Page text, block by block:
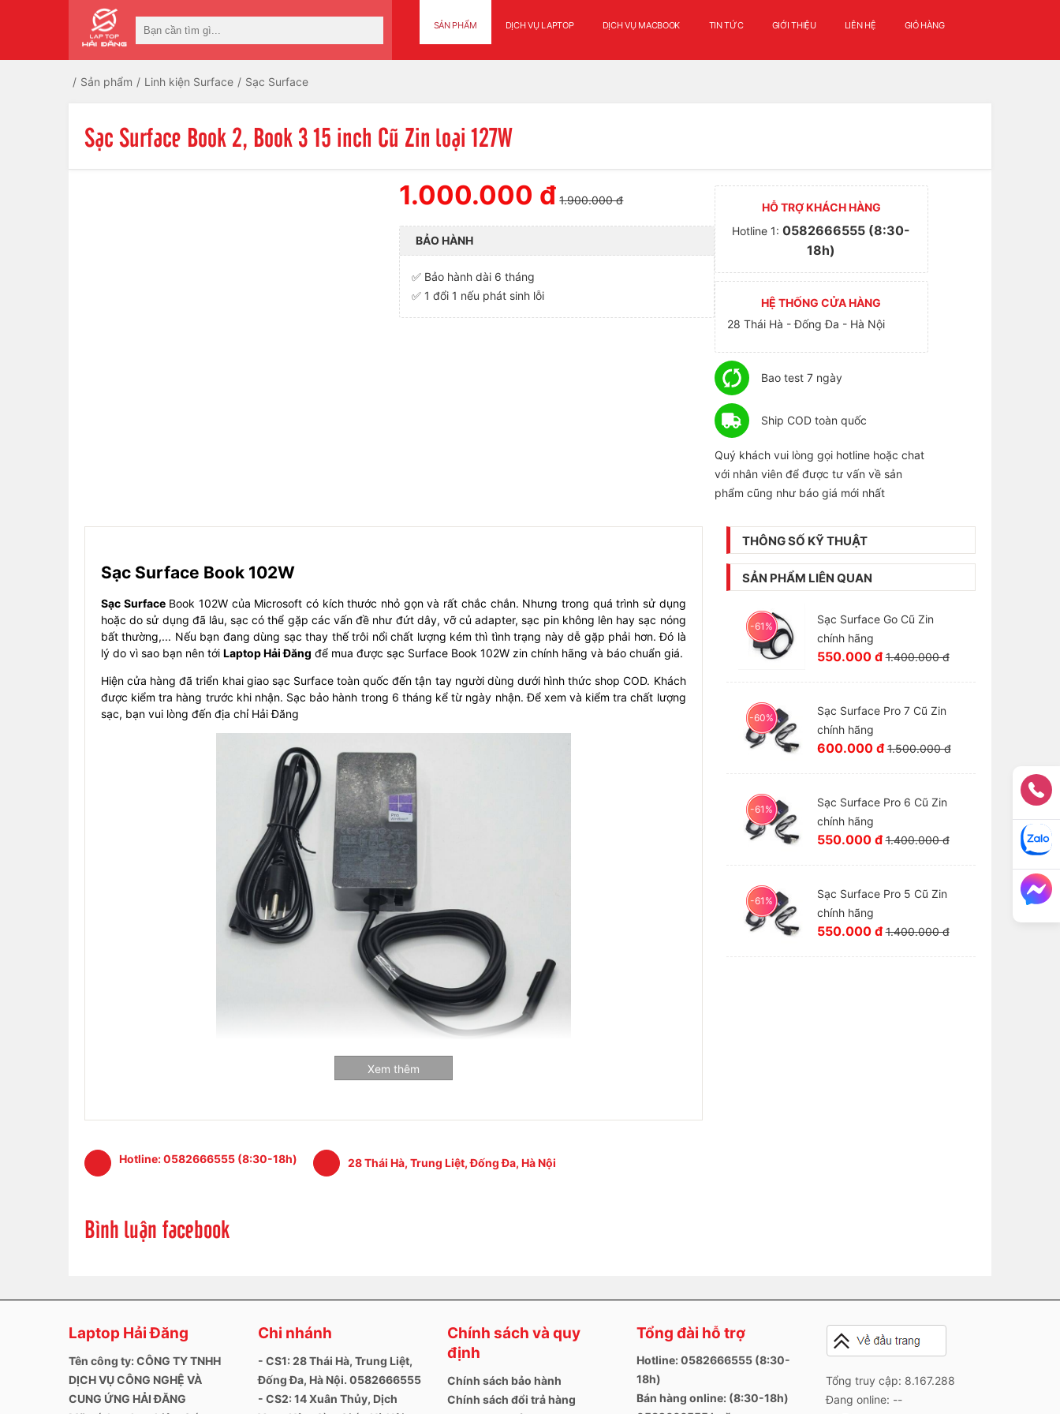
SẢN PHẨM DỊCH VỤ LAPTOP DỊCH VỤ MACBOOK TIN TỨC GIỚI THIỆU LIÊN HỆ GIỎ HÀNG
Sản phẩm Linh kiện Surface Sạc Surface
Sạc Surface Book 2, Book 3 15 inch Cũ Zin loại 127W
1.000.000 đ 1.900.000 đ
BẢO HÀNH
✅ Bảo hành dài 6 tháng
✅ 1 đổi 1 nếu phát sinh lỗi
HỖ TRỢ KHÁCH HÀNG
Hotline 1:0582666555 (8:30-
18h)
HỆ THỐNG CỬA HÀNG
28 Thái Hà - Đống Đa - Hà Nội
Bao test 7 ngày
Ship COD toàn quốc
Quý khách vui lòng gọi hotline hoặc chat
với nhân viên để được tư vấn về sản
phẩm cũng như báo giá mới nhất
Sạc Surface Book 102W
Sạc SurfaceBook 102W của Microsoft có kích thước nhỏ gọn và rất chắc chắn. Nhưng trong quá trình sử dụng
hoặc do sử dụng đã lâu, sạc có thể gặp các vấn đề như đứt dây, vỡ củ adapter, sạc pin không lên hay sạc nóng
bất thường,... Nếu bạn đang dùng sạc thay thế trôi nổi chất lượng kém thì tình trạng này dễ gặp phải hơn. Đó là
lý do vì sao bạn nên tới Laptop Hải Đăng để mua được sạc Surface Book 102W zin chính hãng và báo chuẩn giá.
Hiện cửa hàng đã triển khai giao sạc Surface toàn quốc đến tận tay người dùng dưới hình thức shop COD. Khách
được kiểm tra hàng trước khi nhận. Sạc bảo hành trong 6 tháng kể từ ngày nhận. Để xem và kiểm tra chất lượng
sạc, bạn vui lòng đến địa chỉ Hải Đăng
Nguồn vào:AC 100-240V, 50-60Hz
Bảo hành:
- Đổi mới nếu phát sinh lỗi và không đúng mẫu mã
Xem thêm
THÔNG SỐ KỸ THUẬT
SẢN PHẨM LIÊN QUAN
-61%
Sạc Surface Go Cũ Zin
chính hãng
550.000 đ 1.400.000 đ
-60%
Sạc Surface Pro 7 Cũ Zin
chính hãng
600.000 đ 1.500.000 đ
-61%
Sạc Surface Pro 6 Cũ Zin
chính hãng
550.000 đ 1.400.000 đ
-61%
Sạc Surface Pro 5 Cũ Zin
chính hãng
550.000 đ 1.400.000 đ
Hotline:0582666555 (8:30-18h) 28 Thái Hà, Trung Liệt, Đống Đa, Hà Nội
Bình luận facebook
Laptop Hải Đăng
Tên công ty: CÔNG TY TNHH
DỊCH VỤ CÔNG NGHỆ VÀ
CUNG ỨNG HẢI ĐĂNG
Chi nhánh
- CS1: 28 Thái Hà, Trung Liệt,
Đống Đa, Hà Nội. 0582666555
- CS2: 14 Xuân Thủy, Dịch
Chính sách và quy
định
Chính sách bảo hành
Chính sách đổi trả hàng
Tổng đài hỗ trợ
Hotline: 0582666555 (8:30-
18h)
Bán hàng online: (8:30-18h)
Tổng truy cập: 8.167.288
Đang online: --